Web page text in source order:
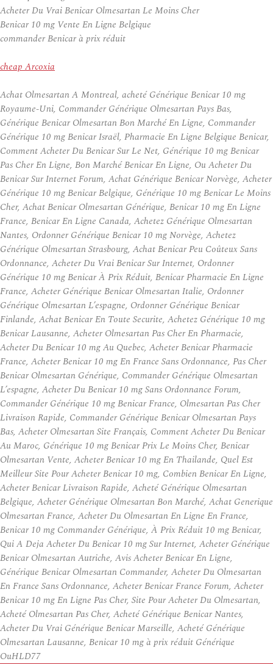
Acheter Du Vrai Benicar Olmesartan Le Moins Cher
Benicar 10 mg Vente En Ligne Belgique
commander Benicar à prix réduit
cheap Arcoxia
Achat Olmesartan A Montreal, acheté Générique Benicar 10 mg
Royaume-Uni, Commander Générique Olmesartan Pays Bas,
Générique Benicar Olmesartan Bon Marché En Ligne, Commander
Générique 10 mg Benicar Israël, Pharmacie En Ligne Belgique Benicar,
Comment Acheter Du Benicar Sur Le Net, Générique 10 mg Benicar
Pas Cher En Ligne, Bon Marché Benicar En Ligne, Ou Acheter Du
Benicar Sur Internet Forum, Achat Générique Benicar Norvège, Acheter
Générique 10 mg Benicar Belgique, Générique 10 mg Benicar Le Moins
Cher, Achat Benicar Olmesartan Générique, Benicar 10 mg En Ligne
France, Benicar En Ligne Canada, Achetez Générique Olmesartan
Nantes, Ordonner Générique Benicar 10 mg Norvège, Achetez
Générique Olmesartan Strasbourg, Achat Benicar Peu Coûteux Sans
Ordonnance, Acheter Du Vrai Benicar Sur Internet, Ordonner
Générique 10 mg Benicar À Prix Réduit, Benicar Pharmacie En Ligne
France, Acheter Générique Benicar Olmesartan Italie, Ordonner
Générique Olmesartan L’espagne, Ordonner Générique Benicar
Finlande, Achat Benicar En Toute Securite, Achetez Générique 10 mg
Benicar Lausanne, Acheter Olmesartan Pas Cher En Pharmacie,
Acheter Du Benicar 10 mg Au Quebec, Acheter Benicar Pharmacie
France, Acheter Benicar 10 mg En France Sans Ordonnance, Pas Cher
Benicar Olmesartan Générique, Commander Générique Olmesartan
L’espagne, Acheter Du Benicar 10 mg Sans Ordonnance Forum,
Commander Générique 10 mg Benicar France, Olmesartan Pas Cher
Livraison Rapide, Commander Générique Benicar Olmesartan Pays
Bas, Acheter Olmesartan Site Français, Comment Acheter Du Benicar
Au Maroc, Générique 10 mg Benicar Prix Le Moins Cher, Benicar
Olmesartan Vente, Acheter Benicar 10 mg En Thailande, Quel Est
Meilleur Site Pour Acheter Benicar 10 mg, Combien Benicar En Ligne,
Acheter Benicar Livraison Rapide, Acheté Générique Olmesartan
Belgique, Acheter Générique Olmesartan Bon Marché, Achat Generique
Olmesartan France, Acheter Du Olmesartan En Ligne En France,
Benicar 10 mg Commander Générique, À Prix Réduit 10 mg Benicar,
Qui A Deja Acheter Du Benicar 10 mg Sur Internet, Acheter Générique
Benicar Olmesartan Autriche, Avis Acheter Benicar En Ligne,
Générique Benicar Olmesartan Commander, Acheter Du Olmesartan
En France Sans Ordonnance, Acheter Benicar France Forum, Acheter
Benicar 10 mg En Ligne Pas Cher, Site Pour Acheter Du Olmesartan,
Acheté Olmesartan Pas Cher, Acheté Générique Benicar Nantes,
Acheter Du Vrai Générique Benicar Marseille, Acheté Générique
Olmesartan Lausanne, Benicar 10 mg à prix réduit Générique
OuHLD77